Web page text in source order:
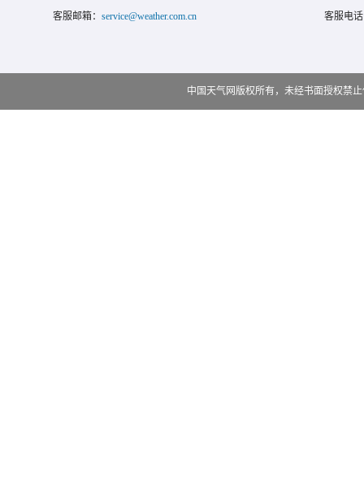
客服邮箱： service@weather.com.cn 客服电
中国天气网版权所有，未经书面授权